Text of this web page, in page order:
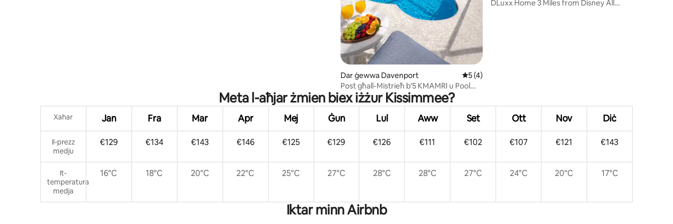
Dar ġewwa Davenport Rating medju ta' 5 minn 5, skont dan-numru ta' reviews: 4
5 (4)
Post għall-Mistrieħ b'5 KMAMRI u Pool
Privat | Mingħajr Ġirien fuq Wara
DLuxx Home 3 Miles from Disney All
Meta l-aħjar żmien biex iżżur Kissimmee?
Xahar Jan Fra Mar Apr Mej Ġun Lul Aww Set Ott Nov Diċ
Il-prezz
medju
€129 €134 €143 €146 €125 €129 €126 €111 €102 €107 €121 €143
It-
temperatura
medja
16°C 18°C 20°C 22°C 25°C 27°C 28°C 28°C 27°C 24°C 20°C 17°C
Iktar minn Airbnb